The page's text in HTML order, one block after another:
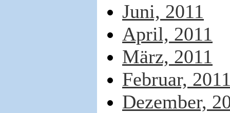
Juni, 2011
April, 2011
März, 2011
Februar,
Dezember,